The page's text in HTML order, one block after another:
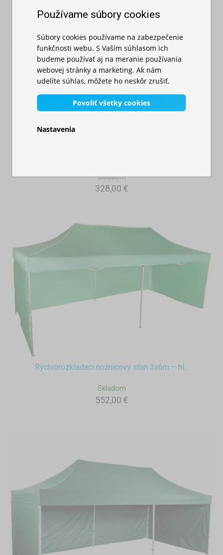
Skladom
328,00 €
Rýchlorozkladací nožnicový stan 3x6m – hl...
Skladom
552,00 €
Používame súbory cookies
Súbory cookies používame na zabezpečenie
funkčnosti webu. S Vaším súhlasom ich
budeme používať aj na meranie používania
webovej stránky a marketing. Ak nám
udelíte súhlas, môžete ho neskôr zrušiť.
Povoliť všetky cookies
Nastavenia